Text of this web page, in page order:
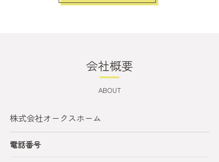
会社概要
ABOUT
株式会社オークスホーム
電話番号